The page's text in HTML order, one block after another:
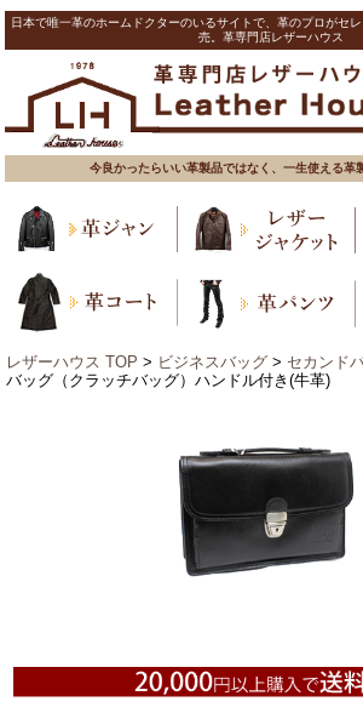
日本で唯一革のホームドクターのいるサイトで、革のプロがセ
売。革専門店レザーハウス
今良かったらいい革製品ではなく、一生使える革
レザーハウス TOP > ビジネスバッグ > セカンド
バッグ（クラッチバッグ）ハンドル付き(牛革)